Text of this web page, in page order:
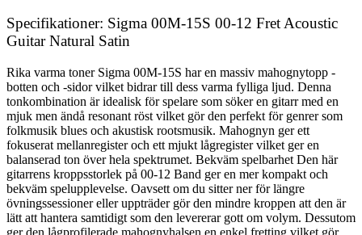
Specifikationer: Sigma 00M-15S 00-12 Fret Acoustic
Guitar Natural Satin
Rika varma toner Sigma 00M-15S har en massiv mahognytopp -
botten och -sidor vilket bidrar till dess varma fylliga ljud. Denna
tonkombination är idealisk för spelare som söker en gitarr med en
mjuk men ändå resonant röst vilket gör den perfekt för genrer som
folkmusik blues och akustisk rootsmusik. Mahognyn ger ett
fokuserat mellanregister och ett mjukt lågregister vilket ger en
balanserad ton över hela spektrumet. Bekväm spelbarhet Den här
gitarrens kroppsstorlek på 00-12 Band ger en mer kompakt och
bekväm spelupplevelse. Oavsett om du sitter ner för längre
övningssessioner eller uppträder gör den mindre kroppen att den är
lätt att hantera samtidigt som den levererar gott om volym. Dessutom
ger den lågprofilerade mahognyhalsen en enkel fretting vilket gör